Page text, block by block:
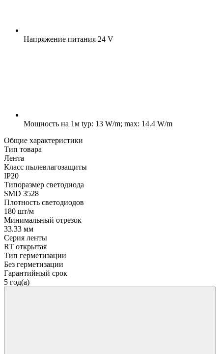
Напряжение питания 24 V
Мощность на 1м typ: 13 W/m; max: 14.4 W/m
Общие характеристики
Тип товара
Лента
Класс пылевлагозащиты
IP20
Типоразмер светодиода
SMD 3528
Плотность светодиодов
180 шт/м
Минимальный отрезок
33.33 мм
Серия ленты
RT открытая
Тип герметизации
Без герметизации
Гарантийный срок
5 год(а)